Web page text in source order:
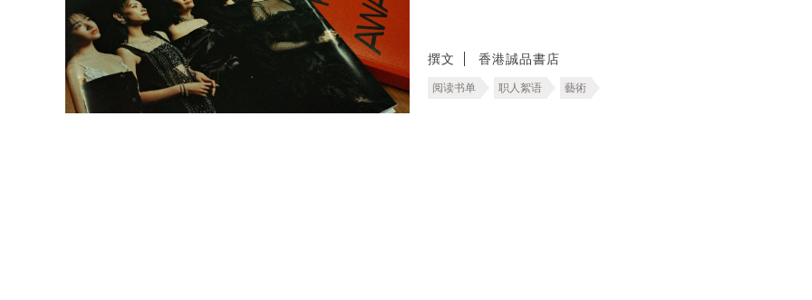
撰文 香港誠品書店
阅读书单 职人絮语 藝術